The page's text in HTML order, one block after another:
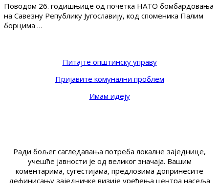
Поводом 26. годишњице од почетка НАТО бомбардовања
на Савезну Републику Југославију, код споменика Палим
борцима …
Питајте општинску управу
Пријавите комунални проблем
Имам идеју
Ради бољег сагледавања потреба локалне заједнице,
учешће јавности је од великог значаја. Вашим
коментарима, сугестијама, предлозима допринесите
дефинисању заједничке визије уређења центра насеља